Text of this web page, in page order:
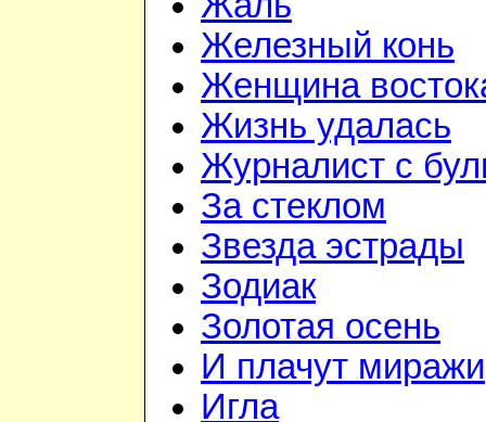
Железный конь
Женщина
Жизнь удалась
Журналист с
За стеклом
Звезда эстрады
Зодиак
Золотая осень
И плачут миражи
Игла